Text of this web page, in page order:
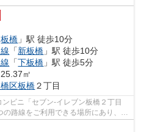
板橋 」駅 徒歩10分
「新板橋 」駅 徒歩10分
「下板橋 」駅 徒歩5分
㎡
区板橋２丁目
ビニ「セブン-イレブン板橋２丁目
路線をご利用できる場所にあり、ア
ズ...